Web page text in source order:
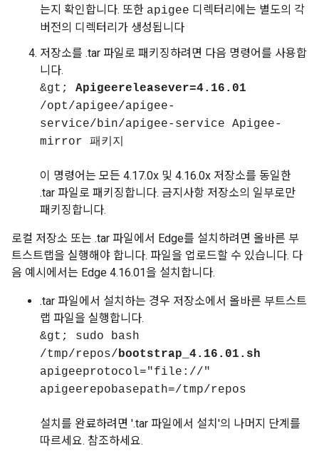
는지 확인합니다. 또한 apigee 디렉터리에는 별도의 각
버전의 디렉터리가 생성됩니다
저장소를 .tar 파일로 패키징하려면 다음 명령어를 사용합
니다.
&gt; Apigeereleasever=4.16.01
/opt/apigee/apigee-
service/bin/apigee-service Apigee-
mirror 패키지
이 명령어는 모든 4.17.0x 및 4.16.0x 저장소를 동일한
.tar 파일로 패키징합니다. 금지사항 저장소의 일부로만
패키징합니다.
로컬 저장소 또는 .tar 파일에서 Edge를 설치하려면 올바른 부
트스트랩을 실행해야 합니다. 파일을 업로드할 수 있습니다. 다
음 예시에서는 Edge 4.16.01을 설치합니다.
.tar 파일에서 설치하는 경우 저장소에서 올바른 부트스트
랩 파일을 실행합니다.
&gt; sudo bash
/tmp/repos/bootstrap_4.16.01.sh
apigeeprotocol="file://"
apigeerepobasepath=/tmp/repos
설치를 완료하려면 '.tar 파일에서 설치'의 나머지 단계를
따르세요. 참조하세요.